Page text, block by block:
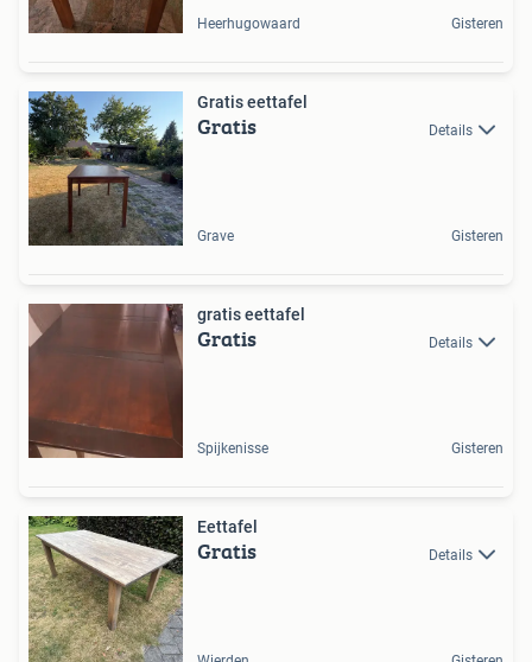
Heerhugowaard Gisteren
Gratis eettafel
Gratis Details
Grave Gisteren
gratis eettafel
Gratis Details
Spijkenisse Gisteren
Eettafel
Gratis Details